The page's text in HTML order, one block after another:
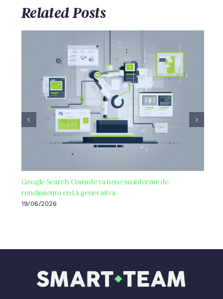
Related Posts
Google Search Console ya tiene su informe de
rendimiento en IA generativa
19/06/2026